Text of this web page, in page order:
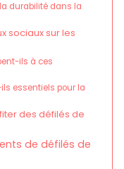
durabilité dans la
sociaux sur les
ils à ces
essentiels pour la
des défilés de
de défilés de